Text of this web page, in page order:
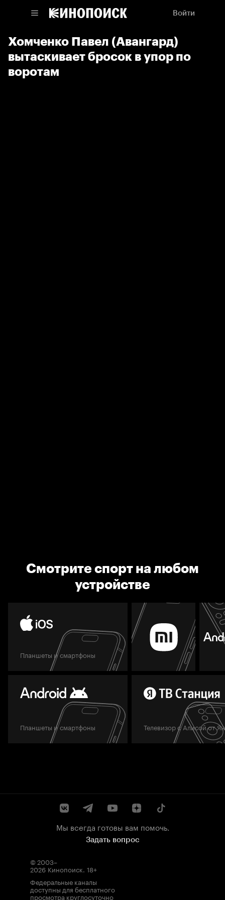
Войти
Хомченко Павел (Авангард)
вытаскивает бросок в упор по
воротам
Смотрите спорт на любом
устройстве
Планшеты и смартфоны
Планшеты и смартфоны Телевизор с Алисой от
Мы всегда готовы вам помочь.
Задать вопрос
© 2003–
2026 Кинопоиск. 18+
Федеральные каналы
доступны для бесплатного
просмотра круглосуточно